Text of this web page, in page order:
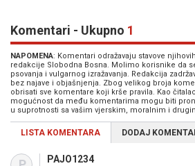
Komentari - Ukupno 1
NAPOMENA: Komentari odražavaju stavove
redakcije Slobodna Bosna. Molimo korisnike da
psovanja i vulgarnog izražavanja. Redakcija
bez najave i objašnjenja. Zbog velikog broja
obrisati sve komentare koji krše pravila. Kao
mogućnost da među komentarima mogu biti
u suprotnosti sa vašim vjerskim, moralnim i
LISTA KOMENTARA DODAJ
PAJO1234